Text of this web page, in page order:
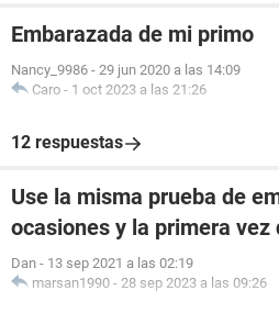
Embarazada de mi primo
Nancy_9986 - 29 jun 2020 a las 14:09
Caro - 1 oct 2023 a las 21:26
12 respuestas
Use la misma prueba de
ocasiones y la primera vez
Dan - 13 sep 2021 a las 02:19
marsan1990 - 28 sep 2023 a las 09:26